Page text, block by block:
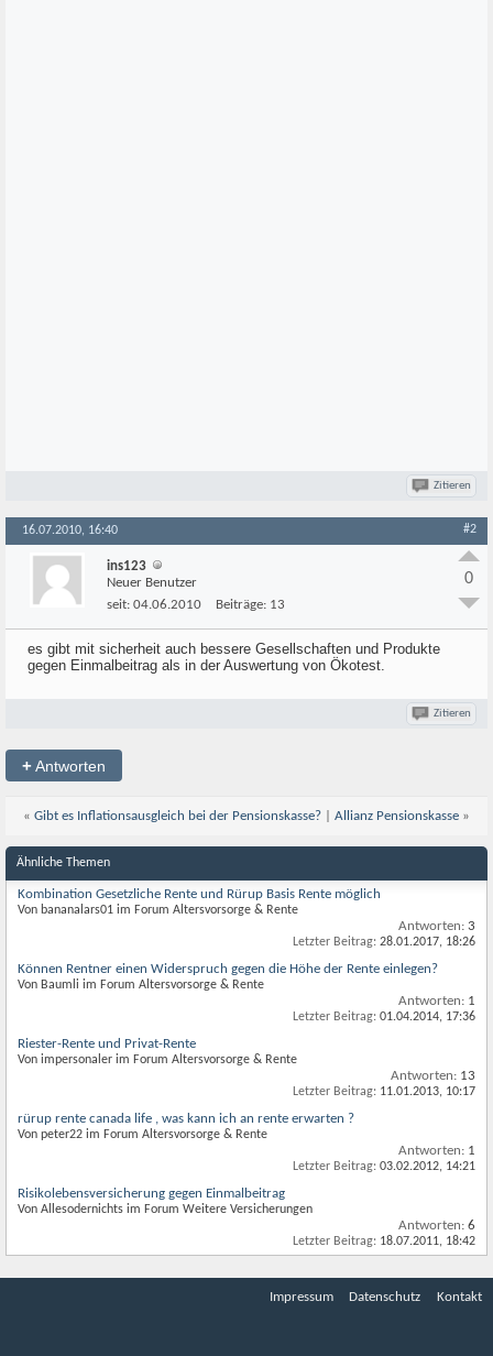
Zitieren
16.07.2010, 16:40 #2
ins123
Neuer Benutzer
seit: 04.06.2010 Beiträge: 13
0
es gibt mit sicherheit auch bessere Gesellschaften und Produkte
gegen Einmalbeitrag als in der Auswertung von Ökotest.
Zitieren
+Antworten
« Gibt es Inflationsausgleich bei der Pensionskasse? Allianz Pensionskasse »
Ähnliche Themen
Kombination Gesetzliche Rente und Rürup Basis Rente möglich
Von bananalars01 im Forum Altersvorsorge & Rente
Antworten: 3
Letzter Beitrag: 28.01.2017, 18:26
Können Rentner einen Widerspruch gegen die Höhe der Rente einlegen?
Von Baumli im Forum Altersvorsorge & Rente
Antworten: 1
Letzter Beitrag: 01.04.2014, 17:36
Riester-Rente und Privat-Rente
Von impersonaler im Forum Altersvorsorge & Rente
Antworten: 13
Letzter Beitrag: 11.01.2013, 10:17
rürup rente canada life , was kann ich an rente erwarten ?
Von peter22 im Forum Altersvorsorge & Rente
Antworten: 1
Letzter Beitrag: 03.02.2012, 14:21
Risikolebensversicherung gegen Einmalbeitrag
Von Allesodernichts im Forum Weitere Versicherungen
Antworten: 6
Letzter Beitrag: 18.07.2011, 18:42
Impressum Datenschutz Kontakt